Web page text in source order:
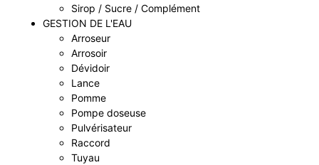
Sirop / Sucre / Complément
GESTION DE L'EAU
Arroseur
Arrosoir
Dévidoir
Lance
Pomme
Pompe doseuse
Pulvérisateur
Raccord
Tuyau